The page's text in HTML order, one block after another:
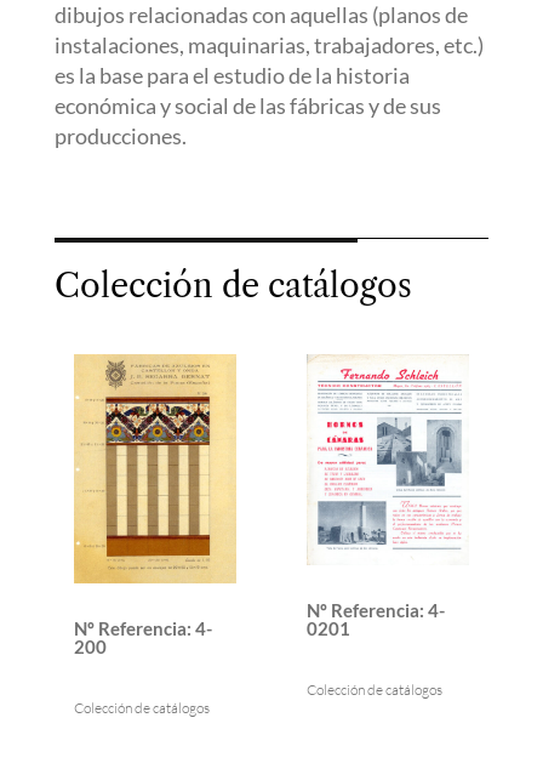
dibujos relacionadas con aquellas (planos de
instalaciones, maquinarias, trabajadores, etc.)
es la base para el estudio de la historia
económica y social de las fábricas y de sus
producciones.
Colección de catálogos
Nº Referencia:4-
200
Colección de catálogos
Nº Referencia:4-
0201
Colección de catálogos